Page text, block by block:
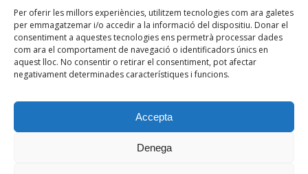
Per oferir les millors experiències, utilitzem tecnologies com ara galetes
per emmagatzemar i/o accedir a la informació del dispositiu. Donar el
consentiment a aquestes tecnologies ens permetrà processar dades
com ara el comportament de navegació o identificadors únics en
aquest lloc. No consentir o retirar el consentiment, pot afectar
negativament determinades característiques i funcions.
Accepta
Denega
937 479 758
federacio@fedecatjudo.cat
Consultores S.L.